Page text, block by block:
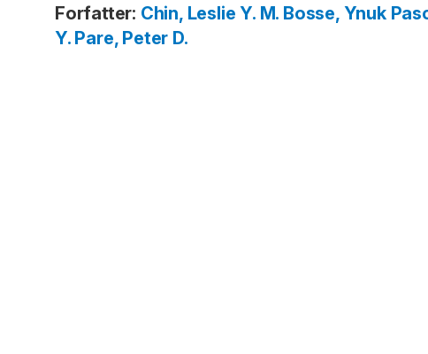
Forfatter: Chin, Leslie Y. M. Bosse, Ynuk
Y. Pare, Peter D.